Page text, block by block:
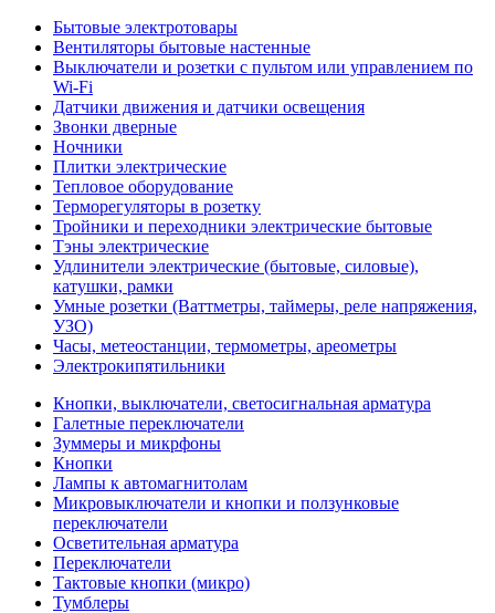
Бытовые электротовары
Вентиляторы бытовые настенные
Выключатели и розетки с пультом или управлением по
Wi-Fi
Датчики движения и датчики освещения
Звонки дверные
Ночники
Плитки электрические
Тепловое оборудование
Терморегуляторы в розетку
Тройники и переходники электрические бытовые
Тэны электрические
Удлинители электрические (бытовые, силовые),
катушки, рамки
Умные розетки (Ваттметры, таймеры, реле напряжения,
УЗО)
Часы, метеостанции, термометры, ареометры
Электрокипятильники
Кнопки, выключатели, светосигнальная арматура
Галетные переключатели
Зуммеры и микрфоны
Кнопки
Лампы к автомагнитолам
Микровыключатели и кнопки и ползунковые
переключатели
Осветительная арматура
Переключатели
Тактовые кнопки (микро)
Тумблеры